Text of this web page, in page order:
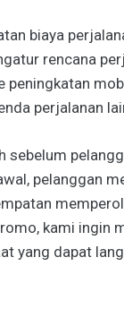
biaya
rencana
peningkatan
perjalanan
sebelum
pelanggan
kami ingin
yang dapat